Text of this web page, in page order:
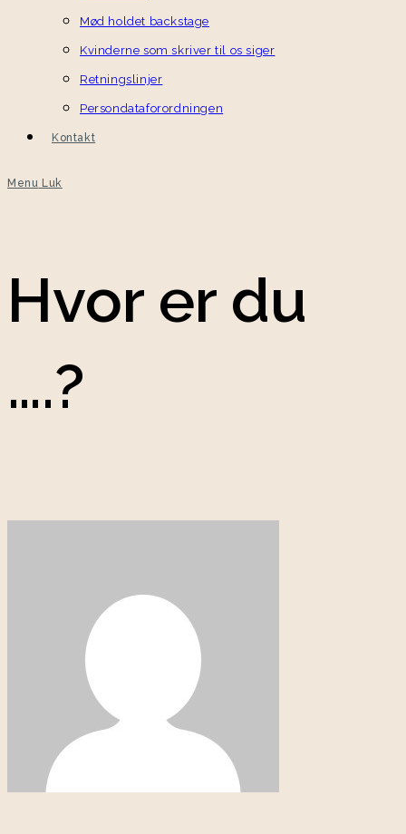
Mød holdet backstage
Kvinderne som skriver til os siger
Retningslinjer
Persondataforordningen
Kontakt
Menu Luk
Hvor er du
….?